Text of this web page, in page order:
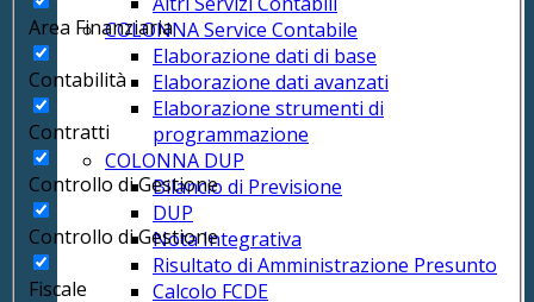
COLONNA Service Contabile
Elaborazione dati di base
Elaborazione dati avanzati
Elaborazione strumenti di
programmazione
COLONNA DUP
Bilancio di Previsione
DUP
Nota Integrativa
Risultato di Amministrazione Presunto
Calcolo FCDE
Area Finanziaria
Contabilità
Contratti
Controllo di Gestione
Controllo di Gestione
Fiscale